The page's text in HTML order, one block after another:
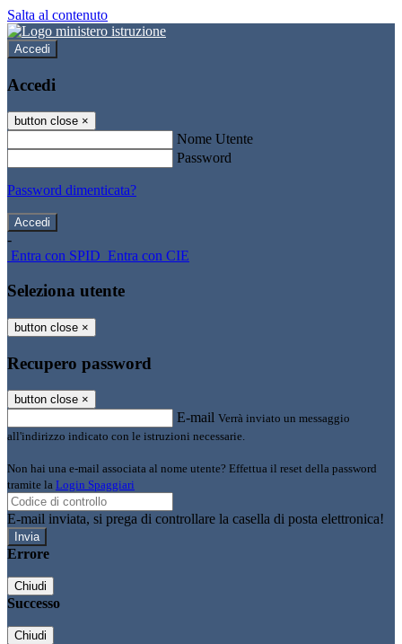
Salta al contenuto
Accedi
Accedi
button close ×
Nome Utente
Password
Password dimenticata?
-
Entra con SPID Entra con CIE
Seleziona utente
button close ×
Recupero password
button close ×
E-mail Verrà inviato un messaggio
all'indirizzo indicato con le istruzioni necessarie.
Non hai una e-mail associata al nome utente? Effettua il reset della password
tramite la Login Spaggiari
E-mail inviata, si prega di controllare la casella di posta elettronica!
Errore
Chiudi
Successo
Chiudi